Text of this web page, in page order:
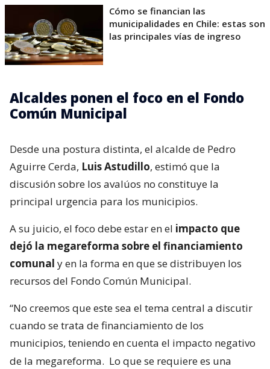
Cómo se financian las
municipalidades en Chile: estas son
las principales vías de ingreso
Alcaldes ponen el foco en el Fondo
Común Municipal
Desde una postura distinta, el alcalde de Pedro
Aguirre Cerda, Luis Astudillo, estimó que la
discusión sobre los avalúos no constituye la
principal urgencia para los municipios.
A su juicio, el foco debe estar en el impacto que
dejó la megareforma sobre el financiamiento
comunal y en la forma en que se distribuyen los
recursos del Fondo Común Municipal.
“No creemos que este sea el tema central a discutir
cuando se trata de financiamiento de los
municipios, teniendo en cuenta el impacto negativo
de la megareforma. Lo que se requiere es una